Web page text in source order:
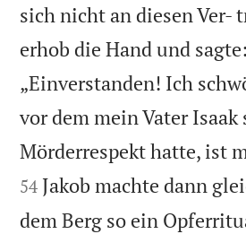
sich nicht an diesen Ver-
erhob die Hand und sagte:
„Einverstanden! Ich
vor dem mein Vater Isaak
Mörderrespekt hatte, ist
54 Jakob machte dann
dem Berg so ein